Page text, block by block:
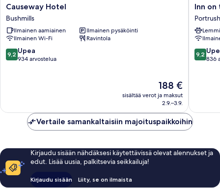
Causeway
Hotel
Bushmills
Causeway Hotel
Bushmills
Ilmainen aamiainen
Ilmainen pysäköinti
Ilmainen Wi-Fi
Ravintola
9.2
kautta
9,2 Upea
934 arvostelua
Hinta
on
188 €
188 €
sisältää verot ja maksut
2.9.–3.9.
Inn
on
the
Coast
Portrush
Inn on
Portrush
9.2
kautta
9,2
836
Vertaile samankaltaisiin majoituspaikkoihin
Kirjaudu sisään nähdäksesi käytettävissä olevat alennukset ja
edut. Lisää uusia, palkitsevia seikkailuja!
Kirjaudu sisään Liity, se on ilmaista